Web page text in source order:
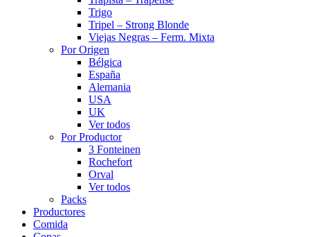
Trigo
Tripel – Strong Blonde
Viejas Negras – Ferm. Mixta
Por Origen
Bélgica
España
Alemania
USA
UK
Ver todos
Por Productor
3 Fonteinen
Rochefort
Orval
Ver todos
Packs
Productores
Comida